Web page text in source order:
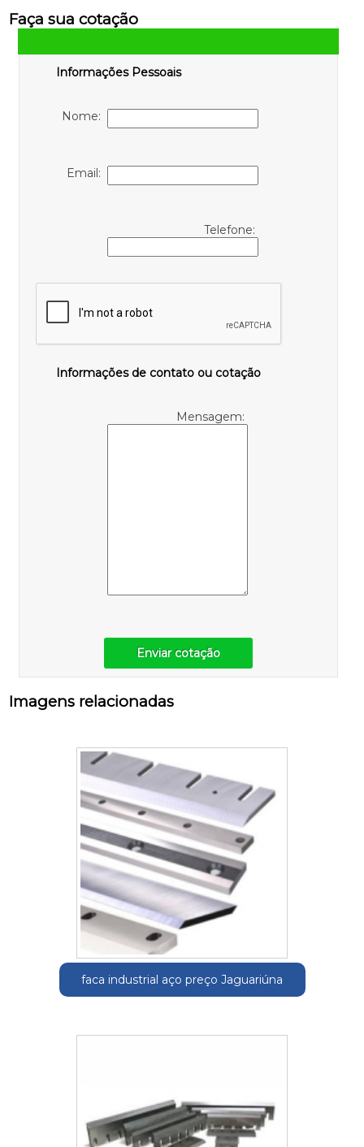
Faça sua cotação
Informações Pessoais
Nome:
Email:
Telefone:
Informações de contato ou cotação
Mensagem:
Enviar cotação
Imagens relacionadas
faca industrial aço preço Jaguariúna